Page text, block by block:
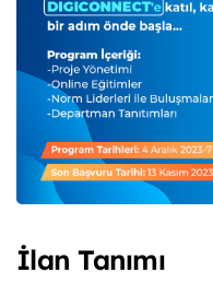
İlan Tanımı